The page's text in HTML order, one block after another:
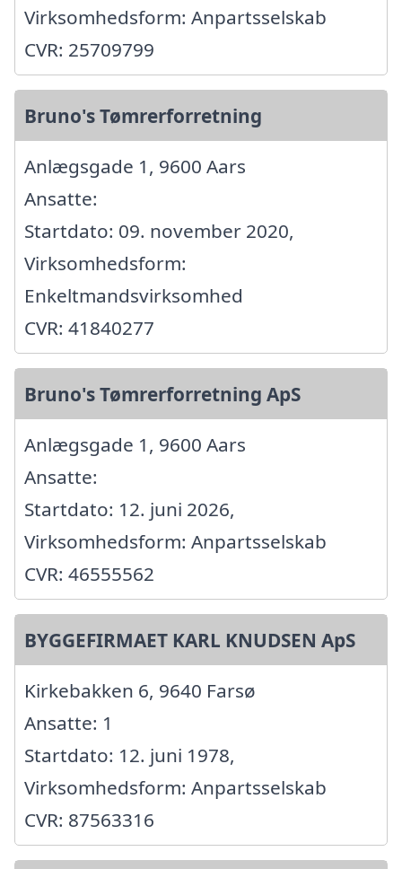
Virksomhedsform: Anpartsselskab
CVR: 25709799
Bruno's Tømrerforretning
Anlægsgade 1, 9600 Aars
Ansatte:
Startdato: 09. november 2020,
Virksomhedsform:
Enkeltmandsvirksomhed
CVR: 41840277
Bruno's Tømrerforretning ApS
Anlægsgade 1, 9600 Aars
Ansatte:
Startdato: 12. juni 2026,
Virksomhedsform: Anpartsselskab
CVR: 46555562
BYGGEFIRMAET KARL KNUDSEN ApS
Kirkebakken 6, 9640 Farsø
Ansatte: 1
Startdato: 12. juni 1978,
Virksomhedsform: Anpartsselskab
CVR: 87563316